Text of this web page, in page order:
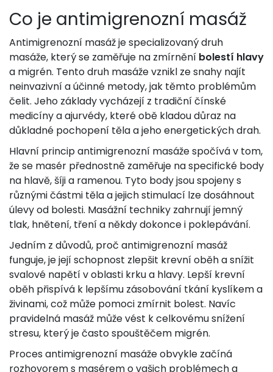
Co je antimigrenozní masáž
Antimigrenozní masáž je specializovaný druh
masáže, který se zaměřuje na zmírnění bolestí hlavy
a migrén. Tento druh masáže vznikl ze snahy najít
neinvazivní a účinné metody, jak těmto problémům
čelit. Jeho základy vycházejí z tradiční čínské
medicíny a ajurvédy, které obě kladou důraz na
důkladné pochopení těla a jeho energetických drah.
Hlavní princip antimigrenozní masáže spočívá v tom,
že se masér přednostně zaměřuje na specifické body
na hlavě, šíji a ramenou. Tyto body jsou spojeny s
různými částmi těla a jejich stimulací lze dosáhnout
úlevy od bolesti. Masážní techniky zahrnují jemný
tlak, hnětení, tření a někdy dokonce i poklepávání.
Jedním z důvodů, proč antimigrenozní masáž
funguje, je její schopnost zlepšit krevní oběh a snížit
svalové napětí v oblasti krku a hlavy. Lepší krevní
oběh přispívá k lepšímu zásobování tkání kyslíkem a
živinami, což může pomoci zmírnit bolest. Navíc
pravidelná masáž může vést k celkovému snížení
stresu, který je často spouštěčem migrén.
Proces antimigrenozní masáže obvykle začíná
rozhovorem s masérem o vašich problémech a